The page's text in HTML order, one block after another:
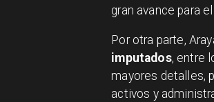
gran avance para el
Por otra parte,
imputados, entre
mayores detalles,
activos y